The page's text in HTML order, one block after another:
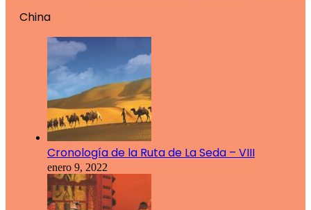
China
Cronología de la Ruta de La Seda – VIII
enero 9, 2022